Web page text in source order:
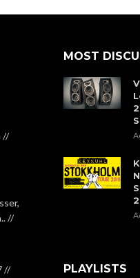
//
//
//
MOST
PLAYLISTS